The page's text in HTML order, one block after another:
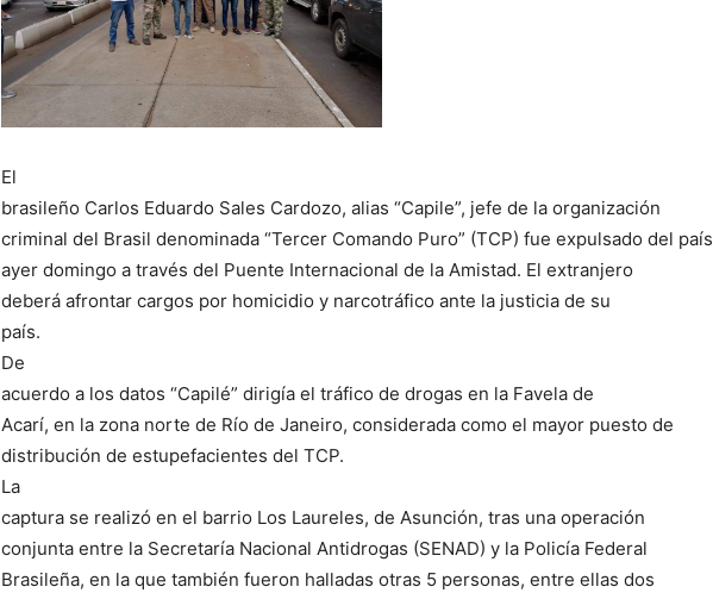
El
brasileño Carlos Eduardo Sales Cardozo, alias “Capile”, jefe de la organización
criminal del Brasil denominada “Tercer Comando Puro” (TCP) fue expulsado del país
ayer domingo a través del Puente Internacional de la Amistad. El extranjero
deberá afrontar cargos por homicidio y narcotráfico ante la justicia de su
país.
De
acuerdo a los datos “Capilé” dirigía el tráfico de drogas en la Favela de
Acarí, en la zona norte de Río de Janeiro, considerada como el mayor puesto de
distribución de estupefacientes del TCP.
La
captura se realizó en el barrio Los Laureles, de Asunción, tras una operación
conjunta entre la Secretaría Nacional Antidrogas (SENAD) y la Policía Federal
Brasileña, en la que también fueron halladas otras 5 personas, entre ellas dos